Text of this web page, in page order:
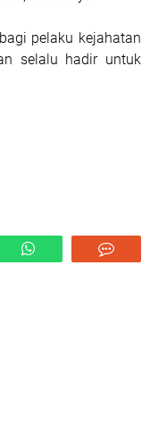
pelaku kejahatan
selalu hadir untuk